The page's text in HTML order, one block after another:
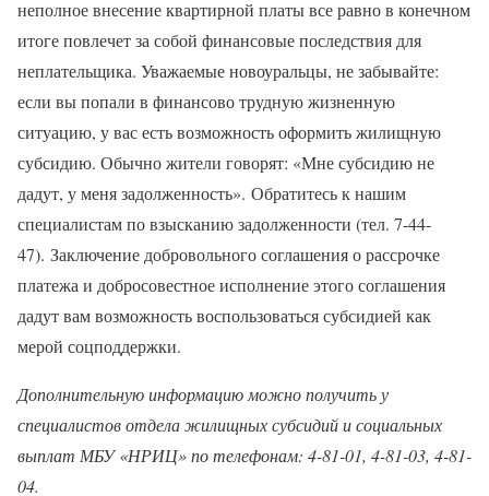
неполное внесение квартирной платы все равно в конечном
итоге повлечет за собой финансовые последствия для
неплательщика. Уважаемые новоуральцы, не забывайте:
если вы попали в финансово трудную жизненную
ситуацию, у вас есть возможность оформить жилищную
субсидию. Обычно жители говорят: «Мне субсидию не
дадут, у меня задолженность». Обратитесь к нашим
специалистам по взысканию задолженности (тел. 7-44-
47). Заключение добровольного соглашения о рассрочке
платежа и добросовестное исполнение этого соглашения
дадут вам возможность воспользоваться субсидией как
мерой соцподдержки.
Дополнительную информацию можно получить у
специалистов отдела жилищных субсидий и социальных
выплат МБУ «НРИЦ» по телефонам: 4-81-01, 4-81-03, 4-81-
04.